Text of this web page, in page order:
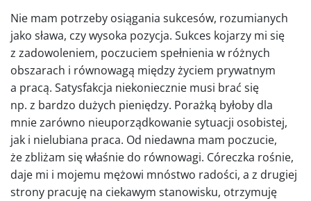
Nie mam potrzeby osiągania sukcesów, rozumianych
jako sława, czy wysoka pozycja. Sukces kojarzy mi się
z zadowoleniem, poczuciem spełnienia w różnych
obszarach i równowagą między życiem prywatnym
a pracą. Satysfakcja niekoniecznie musi brać się
np. z bardzo dużych pieniędzy. Porażką byłoby dla
mnie zarówno nieuporządkowanie sytuacji osobistej,
jak i nielubiana praca. Od niedawna mam poczucie,
że zbliżam się właśnie do równowagi. Córeczka rośnie,
daje mi i mojemu mężowi mnóstwo radości, a z drugiej
strony pracuję na ciekawym stanowisku, otrzymuję